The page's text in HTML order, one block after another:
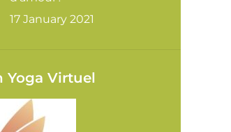
17 January 2021
Yoga Virtuel